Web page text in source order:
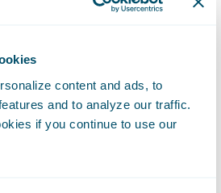
content and ads, to
and to analyze our traffic.
if you continue to use our
Analytics-
zur
Entwicklungen in der
signifikante